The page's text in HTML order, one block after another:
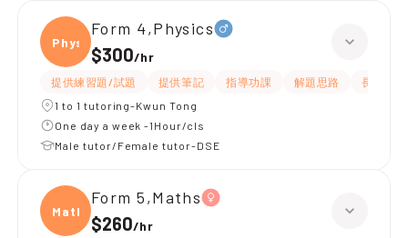
Physi
Form 4,Physics
$300/hr
提供練習題/試題 提供筆記 指導功課 解題思路
長期補習
1 to 1 tutoring-Kwun Tong
One day a week -1Hour/cls
Male tutor/Female tutor-DSE
Maths
Form 5,Maths
$260/hr